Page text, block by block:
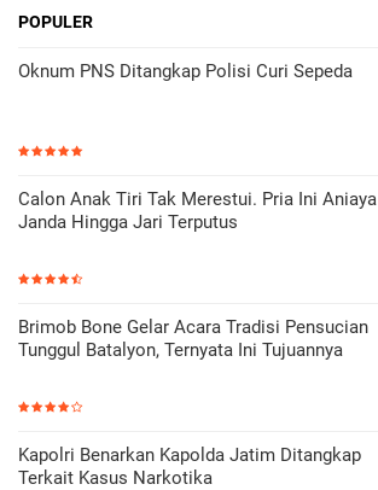
POPULER
Oknum PNS Ditangkap Polisi Curi Sepeda
Calon Anak Tiri Tak Merestui. Pria Ini Aniaya
Janda Hingga Jari Terputus
Brimob Bone Gelar Acara Tradisi Pensucian
Tunggul Batalyon, Ternyata Ini Tujuannya
Kapolri Benarkan Kapolda Jatim Ditangkap
Terkait Kasus Narkotika